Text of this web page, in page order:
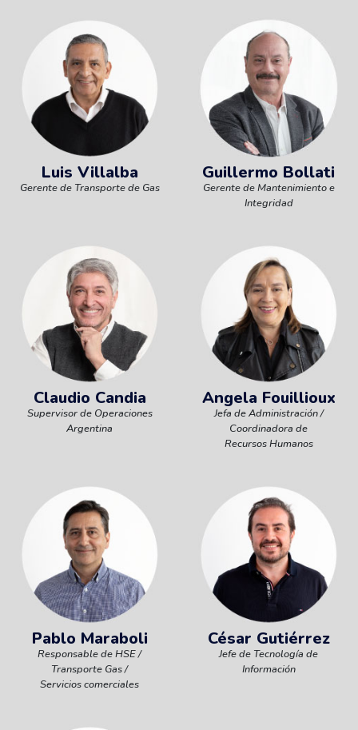
Luis Villalba
Gerente de Transporte de Gas
Guillermo Bollati
Gerente de Mantenimiento e
Integridad
Claudio Candia
Supervisor de Operaciones
Argentina
Angela Fouillioux
Jefa de Administración /
Coordinadora de
Recursos Humanos
Pablo Maraboli
Responsable de HSE /
Transporte Gas /
Servicios comerciales
César Gutiérrez
Jefe de Tecnología de
Información